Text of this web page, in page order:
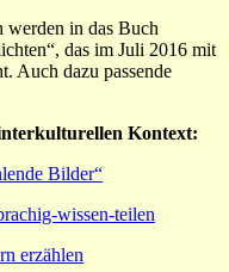
werden in das Buch
das im Juli 2016 mit
Auch dazu passende
Kontext:
Bilder“
wissen-teilen
erzählen